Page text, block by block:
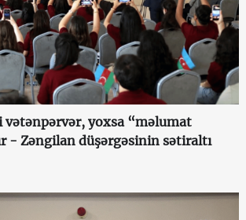
vətənpərvər, yoxsa “məlumat
- Zəngilan düşərgəsinin sətiraltı